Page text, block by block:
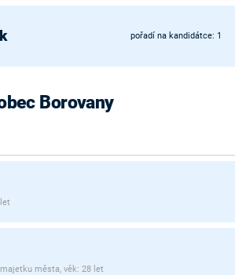
pořadí na kandidátce: 1
Borovany
města, věk: 28 let